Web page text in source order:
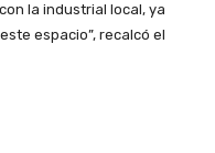
la industrial local, ya
espacio”, recalcó el